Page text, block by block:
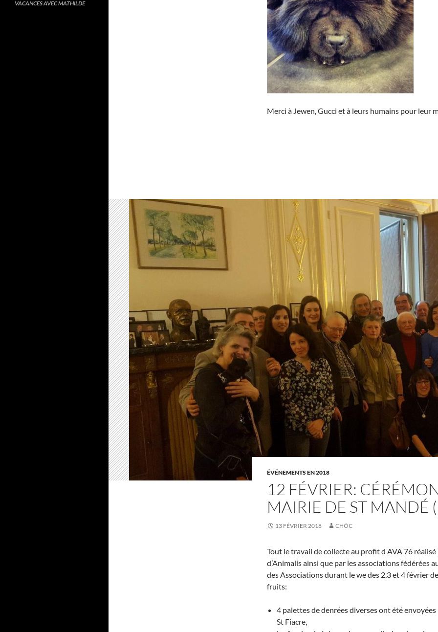
Merci à Jewen, Gucci et à leurs humains pour leur
ÉVÉNEMENTS EN 2018
12 FÉVRIER:
MAIRIE DE ST MANDÉ
13 FÉVRIER 2018 CHÔC
Tout le travail de collecte au profit d AVA 76 réalisé
d’Animalis ainsi que par les associations fédérées
des Associations durant le we des 2,3 et 4 février
fruits:
4 palettes de denrées diverses ont été envoyées
St Fiacre,
VACANCES AVEC MATHILDE